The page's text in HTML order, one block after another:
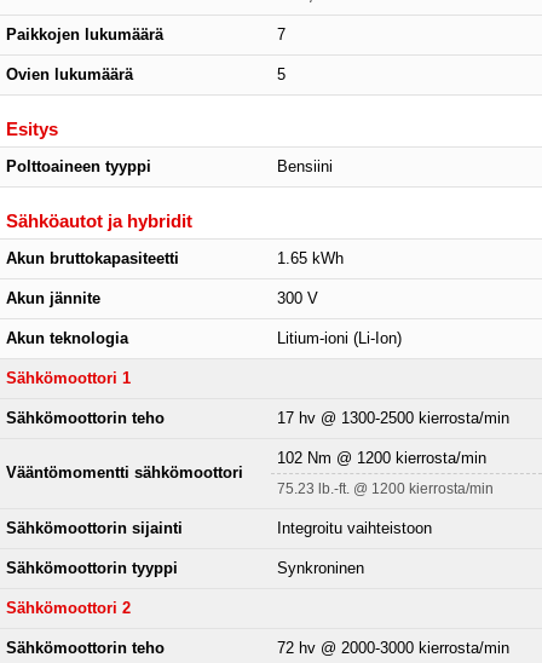
Paikkojen lukumäärä 7
Ovien lukumäärä 5
Esitys
Polttoaineen tyyppi Bensiini
Sähköautot ja hybridit
Akun bruttokapasiteetti 1.65 kWh
Akun jännite 300 V
Akun teknologia Litium-ioni (Li-Ion)
Sähkömoottori 1
Sähkömoottorin teho 17 hv @ 1300-2500 kierrosta/min
Vääntömomentti sähkömoottori
102 Nm @ 1200 kierrosta/min
75.23 lb.-ft. @ 1200 kierrosta/min
Sähkömoottorin sijainti Integroitu vaihteistoon
Sähkömoottorin tyyppi Synkroninen
Sähkömoottori 2
Sähkömoottorin teho 72 hv @ 2000-3000 kierrosta/min